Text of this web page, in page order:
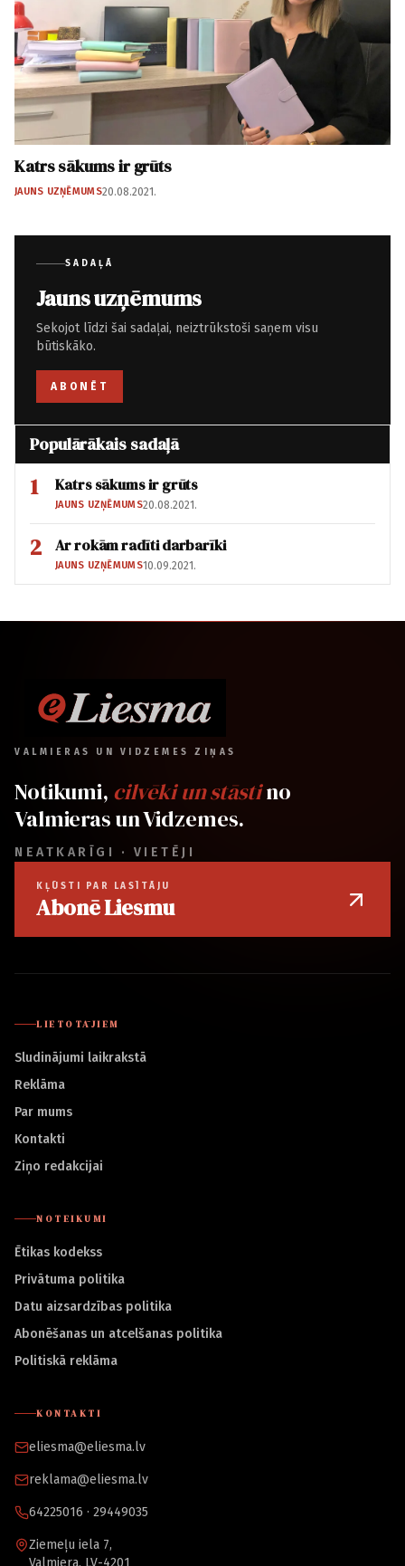
Katrs sākums ir grūts
JAUNS UZŅĒMUMS20.08.2021.
SADAĻĀ
Jauns uzņēmums
Sekojot līdzi šai sadaļai, neiztrūkstoši saņem visu
būtiskāko.
ABONĒT
Populārākais sadaļā
1 Katrs sākums ir grūts
JAUNS UZŅĒMUMS20.08.2021.
2 Ar rokām radīti darbarīki
JAUNS UZŅĒMUMS10.09.2021.
VALMIERAS UN VIDZEMES ZIŅAS
Notikumi, cilvēki un stāstino
Valmieras un Vidzemes.
NEATKARĪGI · VIETĒJI
KĻŪSTI PAR LASĪTĀJU
Abonē Liesmu
LIETOTĀJIEM
Sludinājumi laikrakstā
Reklāma
Par mums
Kontakti
Ziņo redakcijai
NOTEIKUMI
Ētikas kodekss
Privātuma politika
Datu aizsardzības politika
Abonēšanas un atcelšanas politika
Politiskā reklāma
KONTAKTI
eliesma@eliesma.lv
reklama@eliesma.lv
64225016 · 29449035
Ziemeļu iela 7,
Valmiera, LV-4201